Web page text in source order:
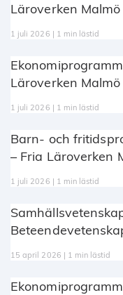
Läroverken Malmö
1 juli 2026 | 1 min lästid
Läroverken Malmö
1 juli 2026 | 1 min lästid
Barn- och
– Fria Läroverken
1 juli 2026 | 1 min lästid
15 april 2026 | 1 min lästid